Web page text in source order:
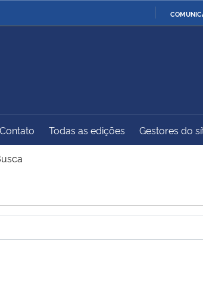
da Justiça e
Ministério da Defesa
do Turismo
Ministério do
Contato Todas as edições Gestores do